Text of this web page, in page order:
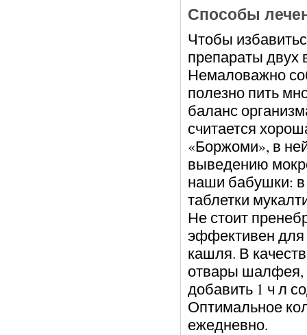
Способы
Чтобы
препараты
Немаловажно
полезно пить
баланс
считается
«Боржоми», в
выведению
наши бабушки: в
таблетки
Не стоит
эффективен
кашля. В
отвары шалфея,
добавить 1 ч л
Оптимальное
ежедневно.